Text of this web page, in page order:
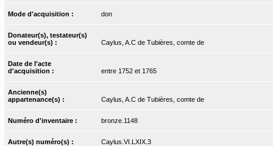
Mode d'acquisition : don
Donateur(s), testateur(s)
ou vendeur(s) :
Caylus, A.C de Tubières, comte de
Date de l'acte
d'acquisition :
entre 1752 et 1765
Ancienne(s)
appartenance(s) :
Caylus, A.C de Tubières, comte de
Numéro d'inventaire : bronze.1148
Autre(s) numéro(s) : Caylus.VI.LXIX.3